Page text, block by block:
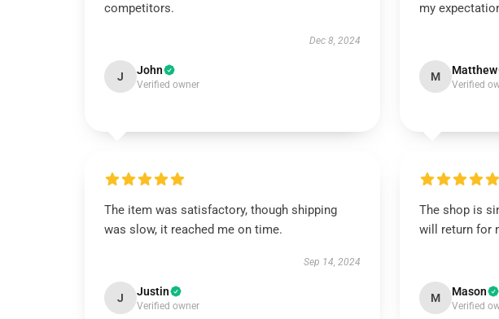
competitors.
Dec 8, 2024
J John
Verified owner
my
M Matthew
Verified
The item was satisfactory, though shipping
was slow, it reached me on time.
Sep 14, 2024
J Justin
Verified owner
The shop is
will return for
M Mason
Verified